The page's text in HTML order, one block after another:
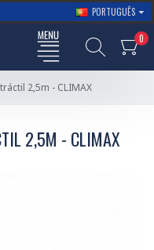
PORTUGUÊS
0
2,5m - CLIMAX
2,5M - CLIMAX